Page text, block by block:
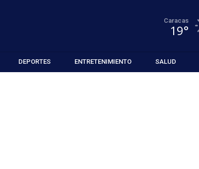
Caracas
19°
DEPORTES ENTRETENIMIENTO SALUD